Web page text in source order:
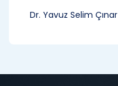
Dr. Yavuz Selim Çınar